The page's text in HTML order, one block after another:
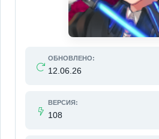
ОБНОВЛЕНО:
12.06.26
ВЕРСИЯ:
108